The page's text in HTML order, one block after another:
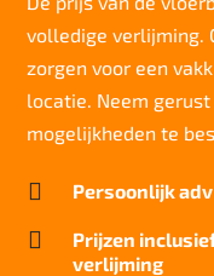
Lichtechtheid
>7
Slijtvastheid NF
klasse 33 LC 2+
0,070 m2.K/W
Geluidsisolatie
26 dB
volledige verlijming.
zorgen voor een
locatie. Neem
mogelijkheden te
 Persoonlijk

Prijzen
verlijming